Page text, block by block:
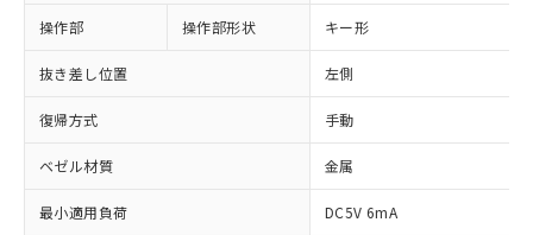
操作部 操作部形状 キー形
抜き差し位置 左側
復帰方式 手動
ベゼル材質 金属
最小適用負荷 DC5V 6mA